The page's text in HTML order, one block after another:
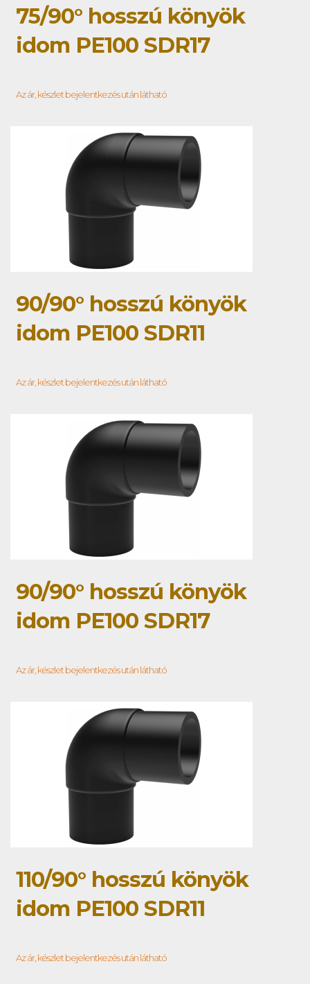
75/90° hosszú könyök
idom PE100 SDR17
Az ár, készlet bejelentkezés után látható
90/90° hosszú könyök
idom PE100 SDR11
Az ár, készlet bejelentkezés után látható
90/90° hosszú könyök
idom PE100 SDR17
Az ár, készlet bejelentkezés után látható
110/90° hosszú könyök
idom PE100 SDR11
Az ár, készlet bejelentkezés után látható